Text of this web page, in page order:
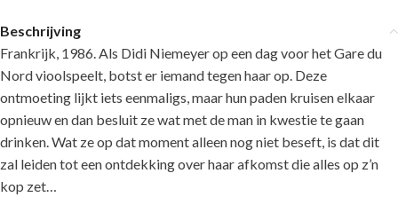
Beschrijving
Frankrijk, 1986. Als Didi Niemeyer op een dag voor het Gare du
Nord vioolspeelt, botst er iemand tegen haar op. Deze
ontmoeting lijkt iets eenmaligs, maar hun paden kruisen elkaar
opnieuw en dan besluit ze wat met de man in kwestie te gaan
drinken. Wat ze op dat moment alleen nog niet beseft, is dat dit
zal leiden tot een ontdekking over haar afkomst die alles op z’n
kop zet…